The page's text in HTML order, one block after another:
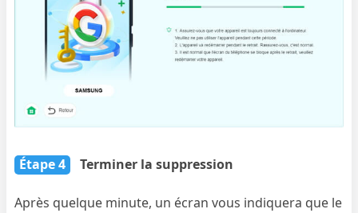
Étape 4 Terminer la suppression
Après quelque minute, un écran vous indiquera que le